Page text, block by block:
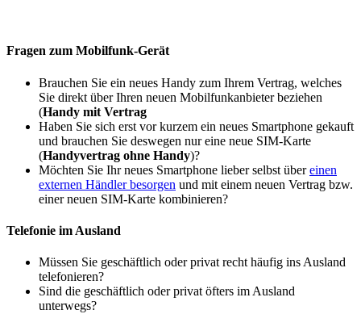
Fragen zum Mobilfunk-Gerät
Brauchen Sie ein neues Handy zum Ihrem Vertrag, welches
Sie direkt über Ihren neuen Mobilfunkanbieter beziehen
(Handy mit Vertrag
Haben Sie sich erst vor kurzem ein neues Smartphone gekauft
und brauchen Sie deswegen nur eine neue SIM-Karte
(Handyvertrag ohne Handy)?
Möchten Sie Ihr neues Smartphone lieber selbst übereinen
externen Händler besorgen und mit einem neuen Vertrag bzw.
einer neuen SIM-Karte kombinieren?
Telefonie im Ausland
Müssen Sie geschäftlich oder privat recht häufig ins Ausland
telefonieren?
Sind die geschäftlich oder privat öfters im Ausland
unterwegs?